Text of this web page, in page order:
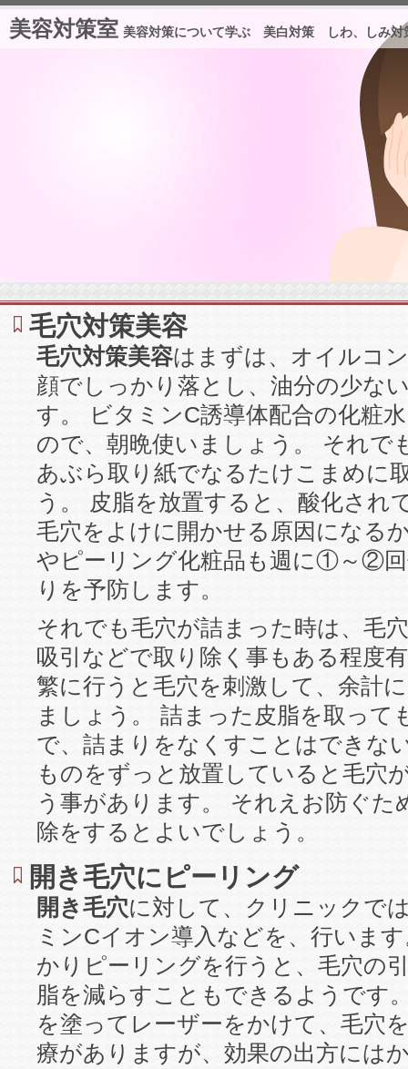
美容対策室 美容対策について学ぶ 美白対策 しわ、しみ
毛穴対策美容
毛穴対策美容はまずは、オイルコ
顔でしっかり落とし、油分の少な
す。 ビタミンC誘導体配合の化粧
ので、朝晩使いましょう。 それで
あぶら取り紙でなるたけこまめに
う。 皮脂を放置すると、酸化され
毛穴をよけに開かせる原因になる
やピーリング化粧品も週に①～②
りを予防します。
それでも毛穴が詰まった時は、毛
吸引などで取り除く事もある程度
繁に行うと毛穴を刺激して、余計
ましょう。 詰まった皮脂を取って
で、詰まりをなくすことはできな
ものをずっと放置していると毛穴
う事があります。 それえお防ぐた
除をするとよいでしょう。
開き毛穴にピーリング
開き毛穴に対して、クリニックで
ミンCイオン導入などを、行いま
かりピーリングを行うと、毛穴の
脂を減らすこともできるようです
を塗ってレーザーをかけて、毛穴
療がありますが、効果の出方には